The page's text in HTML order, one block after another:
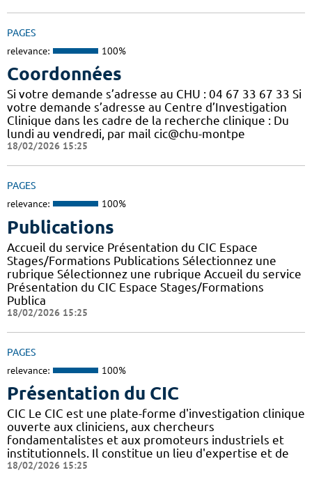
PAGES
relevance: 100%
Coordonnées
Si votre demande s’adresse au CHU : 04 67 33 67 33 Si
votre demande s’adresse au Centre d’Investigation
Clinique dans les cadre de la recherche clinique : Du
lundi au vendredi, par mail cic@chu-montpe
18/02/2026 15:25
PAGES
relevance: 100%
Publications
Accueil du service Présentation du CIC Espace
Stages/Formations Publications Sélectionnez une
rubrique Sélectionnez une rubrique Accueil du service
Présentation du CIC Espace Stages/Formations
Publica
18/02/2026 15:25
PAGES
relevance: 100%
Présentation du CIC
CIC Le CIC est une plate-forme d'investigation clinique
ouverte aux cliniciens, aux chercheurs
fondamentalistes et aux promoteurs industriels et
institutionnels. Il constitue un lieu d'expertise et de
18/02/2026 15:25